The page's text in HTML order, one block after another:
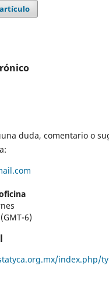
duda, comentario o
6)
index.php/